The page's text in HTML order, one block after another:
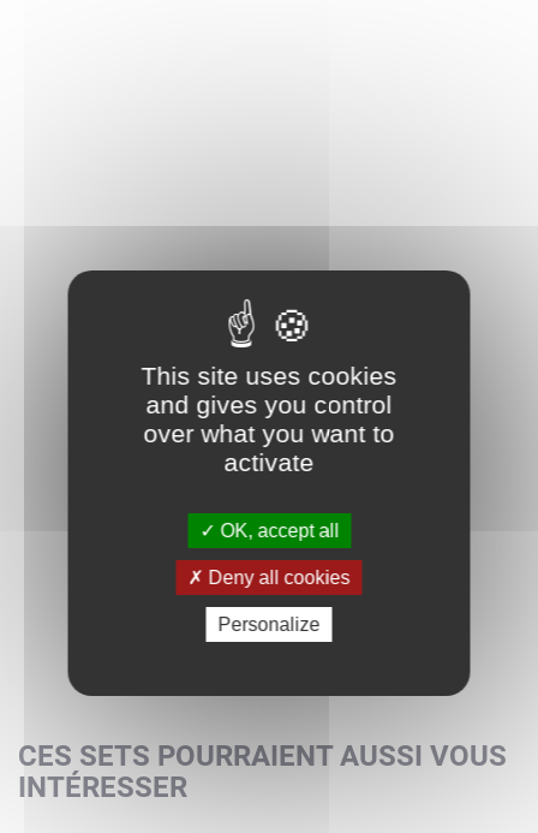
CES SETS POURRAIENT AUSSI VOUS
INTÉRESSER
This site uses cookies
and gives you control
over what you want to
activate
OK, accept all
Deny all cookies
Personalize